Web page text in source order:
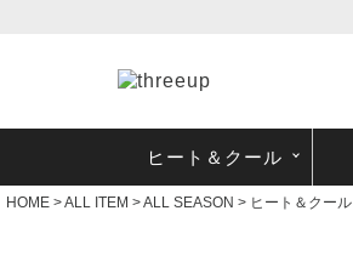
ヒート＆クール
HOME ALL ITEM ALL SEASON ヒート＆クール